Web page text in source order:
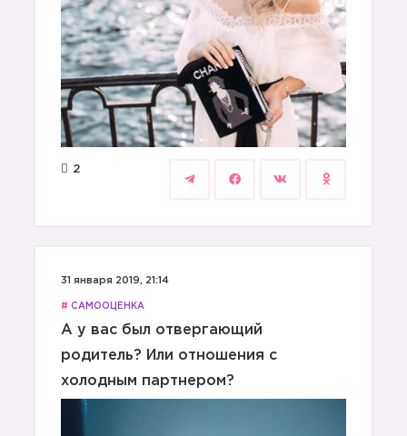
2
31 января 2019, 21:14
# САМООЦЕНКА
А у вас был отвергающий
родитель? Или отношения с
холодным партнером?